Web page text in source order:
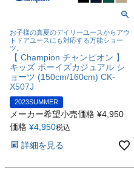
お子様の真夏のデイリーユースからアウ
トドアユースにも対応する万能ショー
ツ。
【 Champion チャンピオン 】
キッズ ボーイズカジュアル シ
ョーツ (150cm/160cm) CK-
X507J
2023SUMMER
メーカー希望小売価格 ¥4,950
価格 ¥4,950税込
詳細を見る